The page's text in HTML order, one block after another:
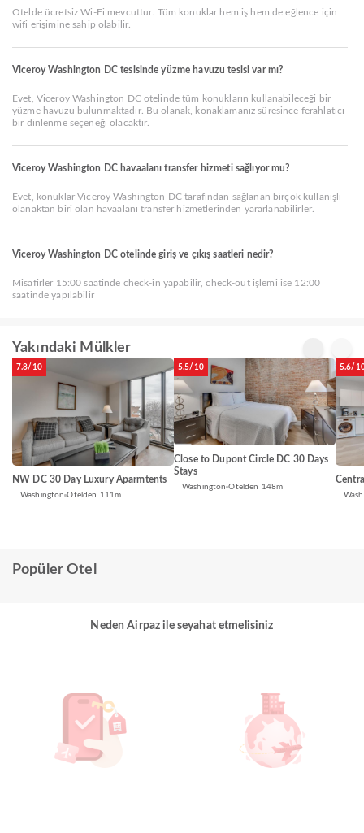
Otelde ücretsiz Wi-Fi mevcuttur. Tüm konuklar hem iş hem de eğlence için
wifi erişimine sahip olabilir.
Viceroy Washington DC tesisinde yüzme havuzu tesisi var mı?
Evet, Viceroy Washington DC otelinde tüm konukların kullanabileceği bir
yüzme havuzu bulunmaktadır. Bu olanak, konaklamanız süresince ferahlatıcı
bir dinlenme seçeneği olacaktır.
Viceroy Washington DC havaalanı transfer hizmeti sağlıyor mu?
Evet, konuklar Viceroy Washington DC tarafından sağlanan birçok kullanışlı
olanaktan biri olan havaalanı transfer hizmetlerinden yararlanabilirler.
Viceroy Washington DC otelinde giriş ve çıkış saatleri nedir?
Misafirler 15:00 saatinde check-in yapabilir, check-out işlemi ise 12:00
saatinde yapılabilir
Yakındaki Mülkler
7.8/10
NW DC 30 Day Luxury Aparmtents
Washington Otelden 111m
5.5/10
Close to Dupont Circle DC 30 Days
Stays
Washington Otelden 148m
5.6/
Popüler Otel
Neden Airpaz ile seyahat etmelisiniz